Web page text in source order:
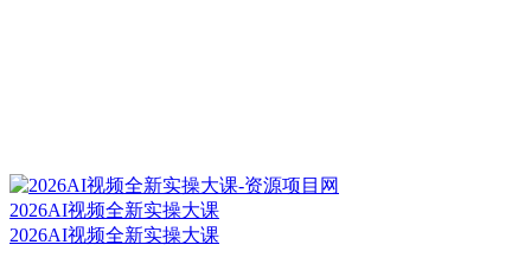
2026AI视频全新实操大课
2026AI视频全新实操大课